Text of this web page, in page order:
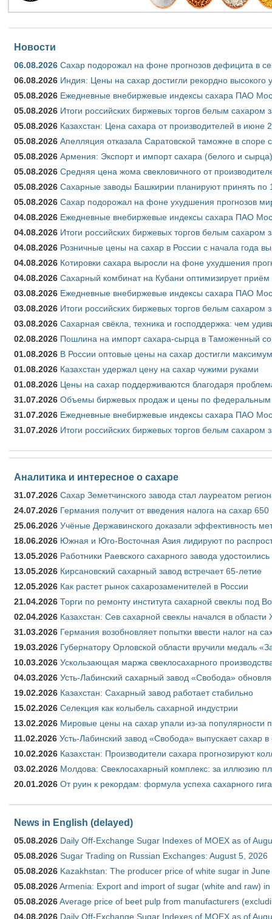
Новости
06.08.2026 Сахар подорожал на фоне прогнозов дефицита в
06.08.2026 Индия: Цены на сахар достигли рекордно высокого
05.08.2026 Ежедневные внебиржевые индексы сахара ПАО
05.08.2026 Итоги российских биржевых торгов белым сахаром
05.08.2026 Казахстан: Цена сахара от производителей в июне
05.08.2026 Апелляция отказала Саратовской таможне в
05.08.2026 Армения: Экспорт и импорт сахара (белого и
05.08.2026 Средняя цена жома свекловичного от
05.08.2026 Сахарные заводы Башкирии планируют принять по
05.08.2026 Сахар подорожал на фоне ухудшения прогнозов
04.08.2026 Ежедневные внебиржевые индексы сахара ПАО
04.08.2026 Итоги российских биржевых торгов белым сахаром
04.08.2026 Розничные цены на сахар в России с начала года
04.08.2026 Котировки сахара выросли на фоне ухудшения
04.08.2026 Сахарный комбинат на Кубани оптимизирует приём
03.08.2026 Ежедневные внебиржевые индексы сахара ПАО
03.08.2026 Итоги российских биржевых торгов белым сахаром
03.08.2026 Сахарная свёкла, техника и господдержка: чем
02.08.2026 Пошлина на импорт сахара-сырца в Таможенный
01.08.2026 В России оптовые цены на сахар достигли
01.08.2026 Казахстан удержал цену на сахар чужими руками
01.08.2026 Цены на сахар поддерживаются благодаря
31.07.2026 Объемы биржевых продаж и цены по федеральным
31.07.2026 Ежедневные внебиржевые индексы сахара ПАО
31.07.2026 Итоги российских биржевых торгов белым сахаром
Аналитика и интересное о сахаре
31.07.2026 Сахар Земетчинского завода стал лауреатом
24.07.2026 Германия получит от введения налога на сахар
25.06.2026 Учёные Державинского доказали эффективность
18.06.2026 Южная и Юго-Восточная Азия лидируют по
13.05.2026 Работники Раевского сахарного завода удостоились
13.05.2026 Кирсановский сахарный завод встречает 65-летие
12.05.2026 Как растет рынок сахарозаменителей в России
21.04.2026 Торги по ремонту института сахарной свеклы под
02.04.2026 Казахстан: Сев сахарной свеклы начался в области
31.03.2026 Германия возобновляет попытки ввести налог на
19.03.2026 Губернатору Орловской области вручили медаль
10.03.2026 Ускользающая маржа свеклосахарного
04.03.2026 Усть-Лабинский сахарный завод «Свобода»
19.02.2026 Казахстан: Сахарный завод работает стабильно
15.02.2026 Селекция как колыбель сахарной индустрии
13.02.2026 Мировые цены на сахар упали из-за популярности
11.02.2026 Усть-Лабинский завод «Свобода» выпускает сахар в
10.02.2026 Казахстан: Производители сахара прогнозируют
03.02.2026 Молдова: Свеклосахарный комплекс: за иллюзию
20.01.2026 От руин к рекордам: формула успеха сахарного
News in English (delayed)
05.08.2026 Daily Off-Exchange Sugar Indexes of MOEX as of
05.08.2026 Sugar Trading on Russian Exchanges: August 5, 2026
05.08.2026 Kazakhstan: The producer price of white sugar in
05.08.2026Armenia: Export and import of sugar (white and raw)
05.08.2026Average price of beet pulp from manufacturers
04.08.2026 Daily Off-Exchange Sugar Indexes of MOEX as of